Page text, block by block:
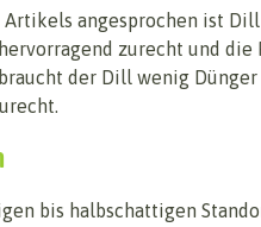
Artikels angesprochen ist
zurecht und
der Dill wenig
bis halbschattigen